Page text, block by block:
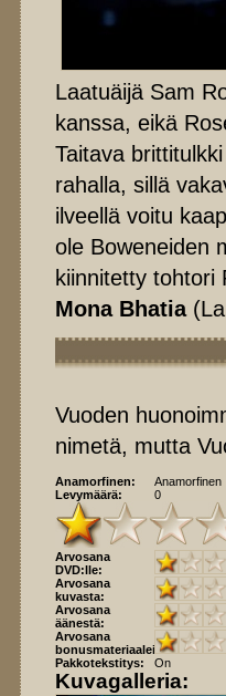
Laatuäijä Sam
kanssa, eikä
Taitava
rahalla, sillä
ilveellä voitu
ole Boweneiden
kiinnitetty tohtori
Mona Bhatia
Vuoden
nimetä, mutta
Anamorfinen:
Anamorfinen
Levymäärä:
0
Arvosana
DVD:lle:
Arvosana
kuvasta:
Arvosana
äänestä:
Arvosana
bonusmateriaaleista:
Pakkotekstitys:
On
Kuvagalleria: